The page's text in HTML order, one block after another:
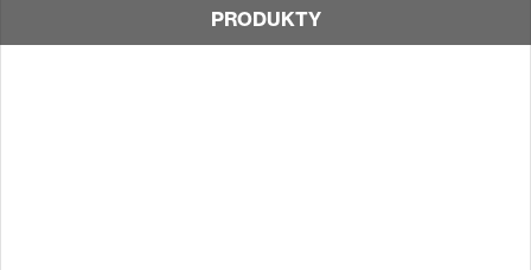
PRODUKTY